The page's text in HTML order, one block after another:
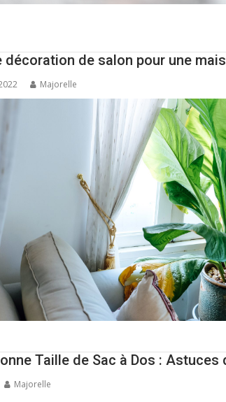
décoration de salon pour une
Majorelle
Taille de Sac à Dos : Astuces
Majorelle